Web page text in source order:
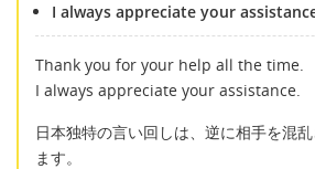
I always appreciate your
Thank you for your help all the time.
I always appreciate your assistance.
日本独特の言い回しは、逆に相手を混
ます。